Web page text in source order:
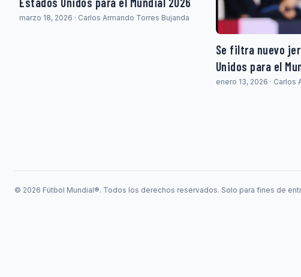
marzo 18, 2026 · Carlos Armando Torres Bujanda
Se filtra nuevo
Unidos para el
enero 13, 2026 · Carlos
© 2026 Fútbol Mundial®. Todos los derechos reservados. Solo para fines de